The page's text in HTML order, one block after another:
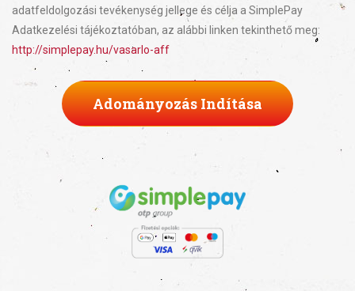
adatfeldolgozási tevékenység jellege és célja a SimplePay
Adatkezelési tájékoztatóban, az alábbi linken tekinthető meg:
http://simplepay.hu/vasarlo-aff
Adományozás Indítása